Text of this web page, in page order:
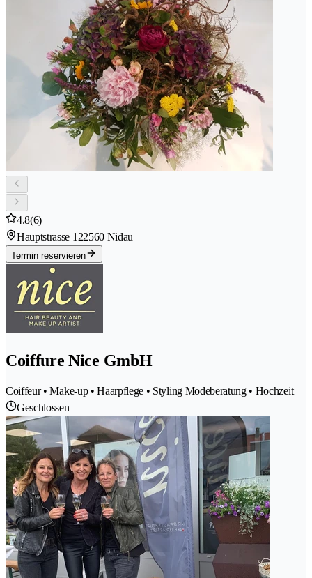
4.8(6)
Hauptstrasse 122560 Nidau
Termin reservieren
Coiffure Nice GmbH
Coiffeur • Make-up • Haarpflege • Styling Modeberatung • Hochzeit
Geschlossen